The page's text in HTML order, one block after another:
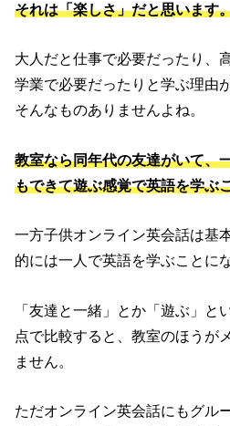
それは「楽しさ」だと思います
大人だと仕事で必要だったり、
学業で必要だったりと学ぶ理由
そんなものありませんよね。
教室なら同年代の友達がいて、
もできて遊ぶ感覚で英語を学ぶ
一方子供オンライン英会話は基
的には一人で英語を学ぶことに
「友達と一緒」とか「遊ぶ」と
点で比較すると、教室のほうが
ません。
ただオンライン英会話にもグル